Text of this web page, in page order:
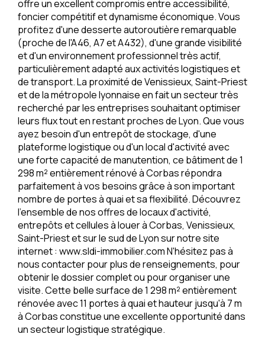
offre un excellent compromis entre accessibilité,
foncier compétitif et dynamisme économique. Vous
profitez d'une desserte autoroutière remarquable
(proche de l'A46, A7 et A432), d'une grande visibilité
et d'un environnement professionnel très actif,
particulièrement adapté aux activités logistiques et
de transport. La proximité de Venissieux, Saint-Priest
et de la métropole lyonnaise en fait un secteur très
recherché par les entreprises souhaitant optimiser
leurs flux tout en restant proches de Lyon. Que vous
ayez besoin d'un entrepôt de stockage, d'une
plateforme logistique ou d'un local d'activité avec
une forte capacité de manutention, ce bâtiment de 1
298 m² entièrement rénové à Corbas répondra
parfaitement à vos besoins grâce à son important
nombre de portes à quai et sa flexibilité. Découvrez
l'ensemble de nos offres de locaux d'activité,
entrepôts et cellules à louer à Corbas, Venissieux,
Saint-Priest et sur le sud de Lyon sur notre site
internet : www.sldi-immobilier.com N'hésitez pas à
nous contacter pour plus de renseignements, pour
obtenir le dossier complet ou pour organiser une
visite. Cette belle surface de 1 298 m² entièrement
rénovée avec 11 portes à quai et hauteur jusqu'à 7 m
à Corbas constitue une excellente opportunité dans
un secteur logistique stratégique.